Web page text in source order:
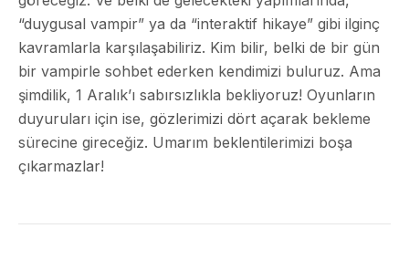
“duygusal vampir” ya da “interaktif hikaye” gibi ilginç
kavramlarla karşılaşabiliriz. Kim bilir, belki de bir gün
bir vampirle sohbet ederken kendimizi buluruz. Ama
şimdilik, 1 Aralık’ı sabırsızlıkla bekliyoruz! Oyunların
duyuruları için ise, gözlerimizi dört açarak bekleme
sürecine gireceğiz. Umarım beklentilerimizi boşa
çıkarmazlar!